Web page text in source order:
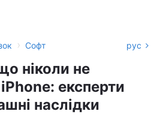
› Софт рус
ніколи не
експерти
наслідки